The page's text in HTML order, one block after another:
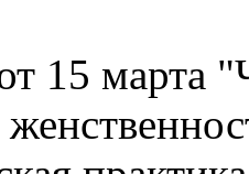
15 марта